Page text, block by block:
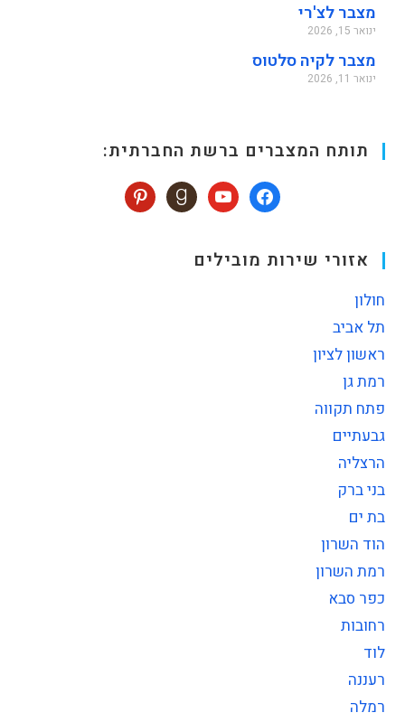
מצבר לצ'רי
ינואר 15, 2026
מצבר לקיה סלטוס
ינואר 11, 2026
תותח המצברים ברשת החברתית:
אזורי שירות מובילים
חולון
תל אביב
ראשון לציון
רמת גן
פתח תקווה
גבעתיים
הרצליה
בני ברק
בת ים
הוד השרון
רמת השרון
כפר סבא
רחובות
לוד
רעננה
רמלה